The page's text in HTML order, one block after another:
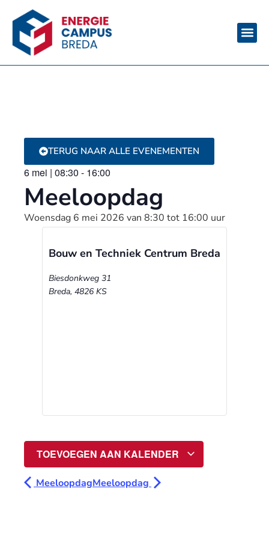
TERUG NAAR ALLE EVENEMENTEN
6 mei | 08:30 - 16:00
Meeloopdag
Woensdag 6 mei 2026 van 8:30 tot 16:00 uur
Bouw en Techniek Centrum Breda
Biesdonkweg 31
Breda, 4826 KS
TOEVOEGEN AAN KALENDER
MeeloopdagMeeloopdag